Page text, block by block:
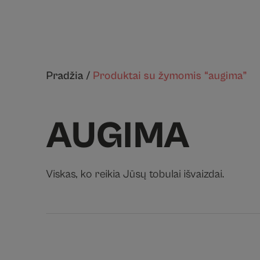
Pradžia / Produktai su žymomis “augima”
AUGIMA
Viskas, ko reikia Jūsų tobulai išvaizdai.